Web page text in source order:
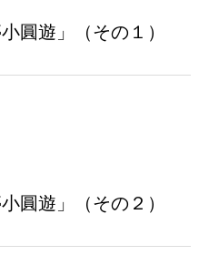
圓遊」（その１）
圓遊」（その２）